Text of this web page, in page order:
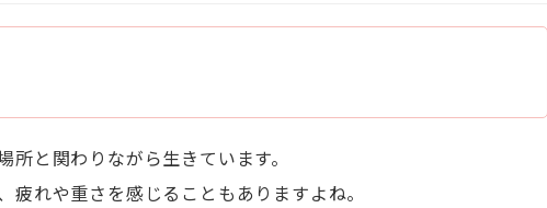
と関わりながら生きています。
疲れや重さを感じることもありますよね。